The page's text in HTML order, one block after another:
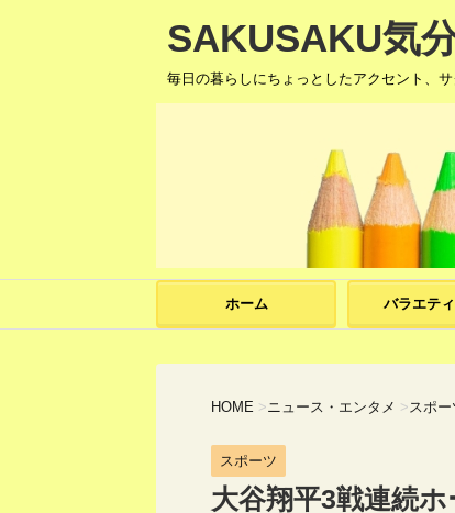
SAKUSAKU気
毎日の暮らしにちょっとしたアクセント、
ホーム バラエテ
HOME >ニュース・エンタメ >スポー
スポーツ
大谷翔平3戦連続